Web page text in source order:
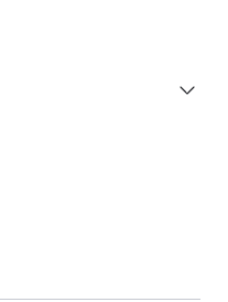
i wzmacnia barierę
i nagniotkami,
skóry stóp.